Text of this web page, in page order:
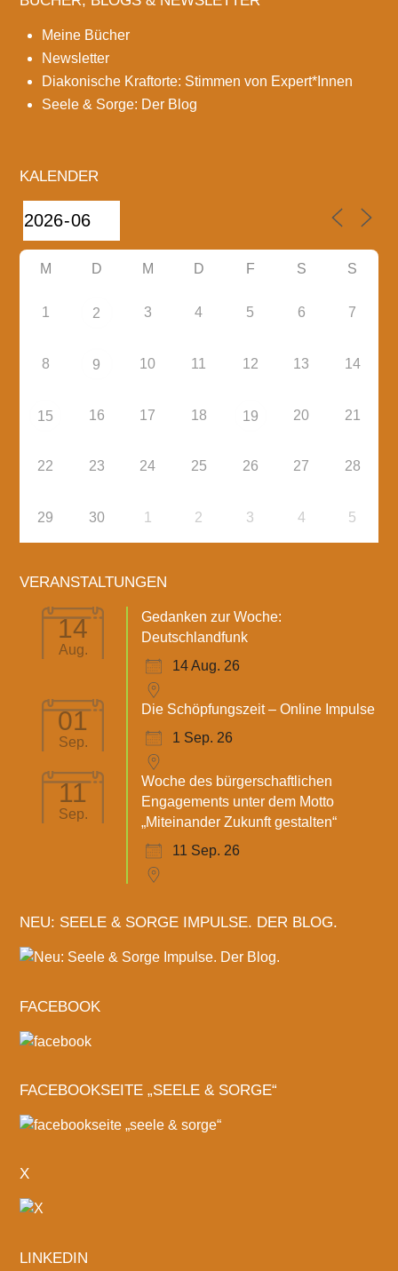
Meine Bücher
Newsletter
Diakonische Kraftorte: Stimmen von Expert*Innen
Seele & Sorge: Der Blog
KALENDER
M D M D F S S
1 2 3 4 5 6 7
8 9 10 11 12 13 14
15 16 17 18 19 20 21
22 23 24 25 26 27 28
29 30 1 2 3 4 5
VERANSTALTUNGEN
14
Aug.
Gedanken zur Woche:
Deutschlandfunk
14 Aug. 26
01
Sep.
Die Schöpfungszeit – Online Impulse
1 Sep. 26
11
Sep.
Woche des bürgerschaftlichen
Engagements unter dem Motto
„Miteinander Zukunft gestalten“
11 Sep. 26
NEU: SEELE & SORGE IMPULSE. DER BLOG.
FACEBOOK
FACEBOOKSEITE „SEELE & SORGE“
X
LINKEDIN